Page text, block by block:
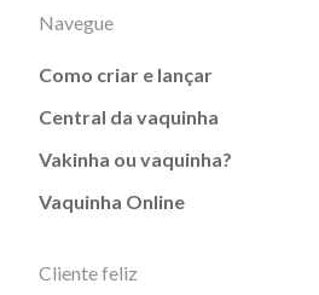
Navegue
Como criar e lançar
Central da vaquinha
Vakinha ou vaquinha?
Vaquinha Online
Cliente feliz